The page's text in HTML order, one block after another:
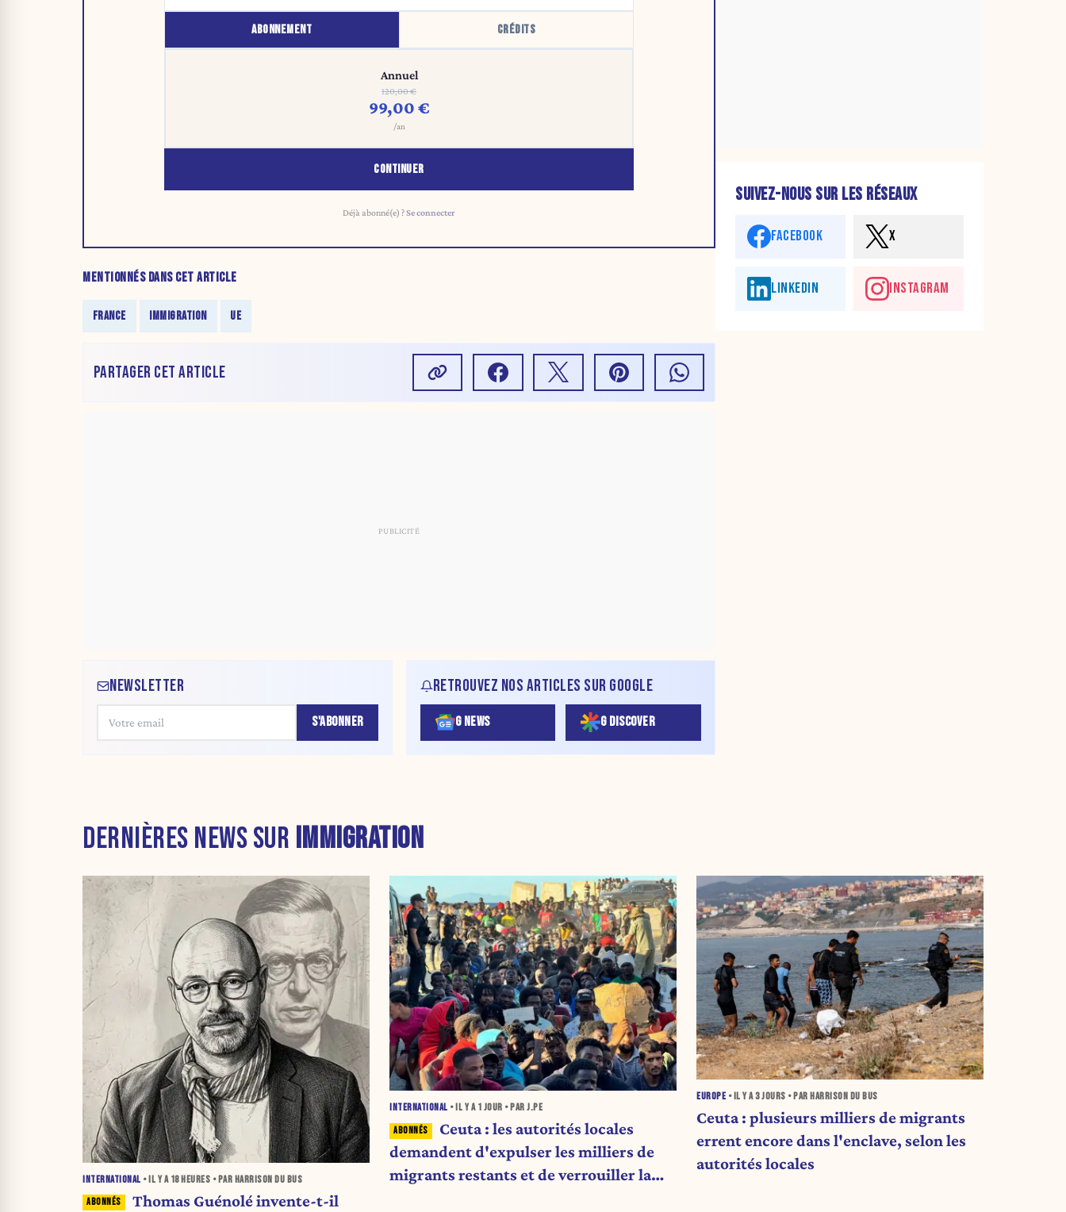
ABONNEMENT CRÉDITS
Annuel
120,00 €
99,00 €
/an
CONTINUER
Déjà abonné(e) ?Se connecter
MENTIONNÉS DANS CET ARTICLE
FRANCE IMMIGRATION UE
PARTAGER CET ARTICLE
NEWSLETTER
S'ABONNER
RETROUVEZ NOS ARTICLES SUR GOOGLE
G NEWS G DISCOVER
SUIVEZ-NOUS SUR LES RÉSEAUX
FACEBOOK X
LINKEDIN INSTAGRAM
DERNIÈRES NEWS SUR IMMIGRATION
INTERNATIONAL • IL Y A 18 HEURES • PAR HARRISON DU BUS
Thomas Guénolé invente-t-il
INTERNATIONAL • IL Y A 1 JOUR • PAR J.PE
Ceuta : les autorités locales
demandent d'expulser les milliers de
migrants restants et de verrouiller la
EUROPE • IL Y A3 JOURS • PAR HARRISON DU BUS
Ceuta : plusieurs milliers de migrants
errent encore dans l'enclave, selon les
autorités locales